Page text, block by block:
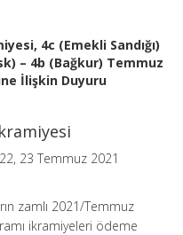
4c (Emekli Sandığı)
– 4b (Bağkur) Temmuz
İlişkin Duyuru
23 Temmuz 2021
zamlı 2021/Temmuz
ikramiyeleri ödeme